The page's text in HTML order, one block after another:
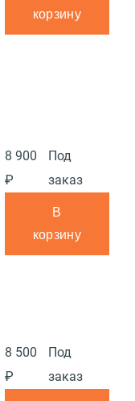
корзину
8 900
₽
Под
заказ
В
корзину
8 500
₽
Под
заказ